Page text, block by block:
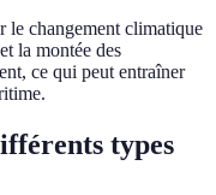
le changement climatique
la montée des
ce qui peut entraîner
types